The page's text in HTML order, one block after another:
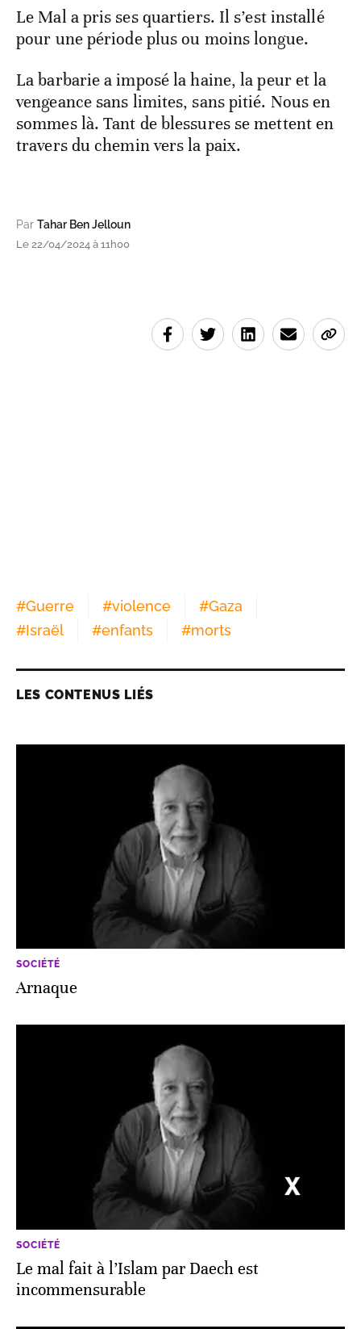
Le Mal a pris ses quartiers. Il s’est installé
pour une période plus ou moins longue.
La barbarie a imposé la haine, la peur et la
vengeance sans limites, sans pitié. Nous en
sommes là. Tant de blessures se mettent en
travers du chemin vers la paix.
Par Tahar Ben Jelloun
Le 22/04/2024 à 11h00
#Guerre #violence #Gaza
#Israël #enfants #morts
LES CONTENUS LIÉS
SOCIÉTÉ
Arnaque
SOCIÉTÉ
Le mal fait à l’Islam par Daech est
incommensurable